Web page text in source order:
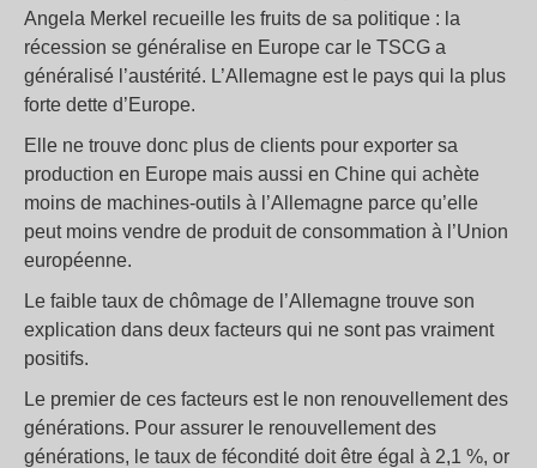
Angela Merkel recueille les fruits de sa politique : la
récession se généralise en Europe car le TSCG a
généralisé l’austérité. L’Allemagne est le pays qui la plus
forte dette d’Europe.
Elle ne trouve donc plus de clients pour exporter sa
production en Europe mais aussi en Chine qui achète
moins de machines-outils à l’Allemagne parce qu’elle
peut moins vendre de produit de consommation à l’Union
européenne.
Le faible taux de chômage de l’Allemagne trouve son
explication dans deux facteurs qui ne sont pas vraiment
positifs.
Le premier de ces facteurs est le non renouvellement des
générations. Pour assurer le renouvellement des
générations, le taux de fécondité doit être égal à 2,1 %, or